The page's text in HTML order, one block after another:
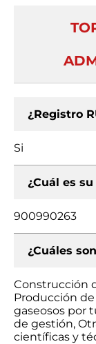
¿Registro
Si
¿Cuál es su
900990263
¿Cuáles
Construcción
Producción
gaseosos por
de gestión,
científicas y